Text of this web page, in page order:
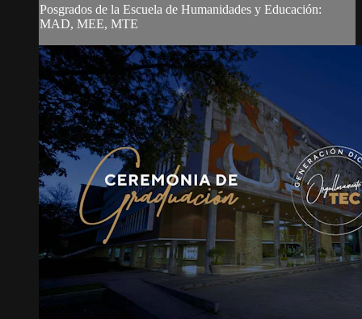
Posgrados de la Escuela de Humanidades y Educación:
MAD, MEE, MTE